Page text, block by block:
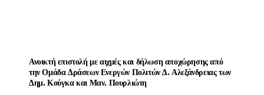
Ανοικτή επιστολή με αιχμές και δήλωση αποχώρησης από
την Ομάδα Δράσεων Ενεργών Πολιτών Δ. Αλεξάνδρειας των
Δημ. Κούγκα και Μαν. Πουρλιώτη